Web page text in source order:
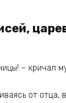
– кричал
от отца,